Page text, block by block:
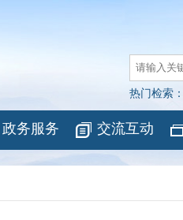
热门检索：
政务服务 交流互动